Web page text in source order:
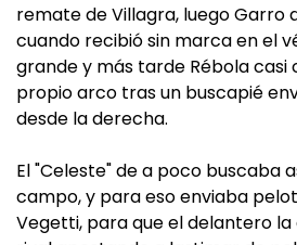
remate de Villagra, luego Garro
cuando recibió sin marca en el
grande y más tarde Rébola
propio arco tras un buscapié
desde la derecha.
El "Celeste" de a poco buscaba
campo, y para eso enviaba
Vegetti, para que el delantero